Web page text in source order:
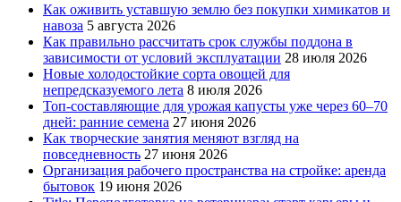
Как оживить уставшую землю без покупки химикатов и
навоза 5 августа 2026
Как правильно рассчитать срок службы поддона в
зависимости от условий эксплуатации 28 июля 2026
Новые холодостойкие сорта овощей для
непредсказуемого лета 8 июля 2026
Топ-составляющие для урожая капусты уже через 60–70
дней: ранние семена 27 июня 2026
Как творческие занятия меняют взгляд на
повседневность 27 июня 2026
Организация рабочего пространства на стройке: аренда
бытовок 19 июня 2026